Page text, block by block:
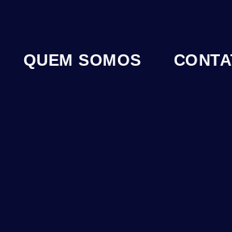
QUEM SOMOS